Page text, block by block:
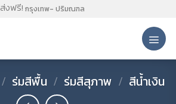
ส่งฟรี! กรุงเทพ- ปริมณฑล
/ ร่มสีพื้น / ร่มสีสุภาพ / สีน้ำเงิน